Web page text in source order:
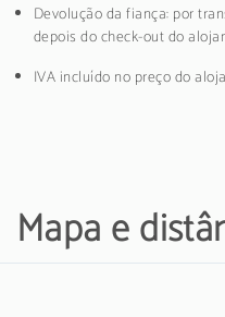
Devolução da fiança: por
depois do check-out do
IVA incluído no preço do
Mapa e